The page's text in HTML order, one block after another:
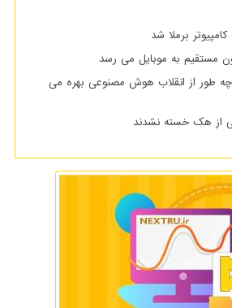
برملا شد
مستقیم به موبایل می رسد
طور از انقلاب هوش مصنوعی بهره می
از هک خسته نشدند